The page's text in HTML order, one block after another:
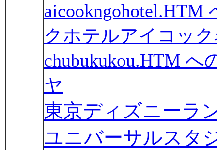
クホテルアイコッ
chubukukou.HTM へ
ヤ
東京ディズニーラ
ユニバーサルスタ